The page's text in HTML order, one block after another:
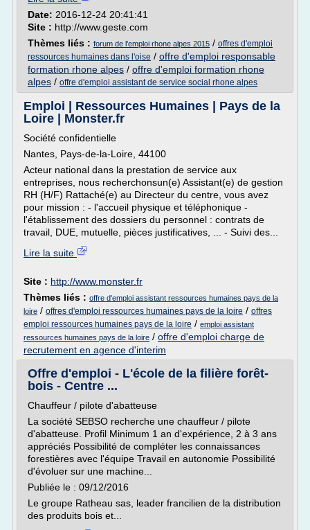
Date: 2016-12-24 20:41:41
Site : http://www.geste.com
Thèmes liés : forum de l'emploi rhone alpes 2015 / offres d'emploi
ressources humaines dans l'oise / offre d'emploi responsable
formation rhone alpes / offre d'emploi formation rhone
alpes / offre d'emploi assistant de service social rhone alpes
Emploi | Ressources Humaines | Pays de la
Loire | Monster.fr
Société confidentielle
Nantes, Pays-de-la-Loire, 44100
Acteur national dans la prestation de service aux
entreprises, nous recherchonsun(e) Assistant(e) de gestion
RH (H/F) Rattaché(e) au Directeur du centre, vous avez
pour mission : - l'accueil physique et téléphonique -
l'établissement des dossiers du personnel : contrats de
travail, DUE, mutuelle, pièces justificatives, ... - Suivi des...
Lire la suite
Site : http://www.monster.fr
Thèmes liés : offre d'emploi assistant ressources humaines pays de la
loire / offres d'emploi ressources humaines pays de la loire / offres
emploi ressources humaines pays de la loire / emploi assistant
ressources humaines pays de la loire / offre d'emploi charge de
recrutement en agence d'interim
Offre d'emploi - L'école de la filière forêt-
bois - Centre ...
Chauffeur / pilote d'abatteuse
La société SEBSO recherche une chauffeur / pilote
d'abatteuse. Profil Minimum 1 an d'expérience, 2 à 3 ans
appréciés Possibilité de compléter les connaissances
forestières avec l'équipe Travail en autonomie Possibilité
d'évoluer sur une machine...
Publiée le : 09/12/2016
Le groupe Ratheau sas, leader francilien de la distribution
des produits bois et...